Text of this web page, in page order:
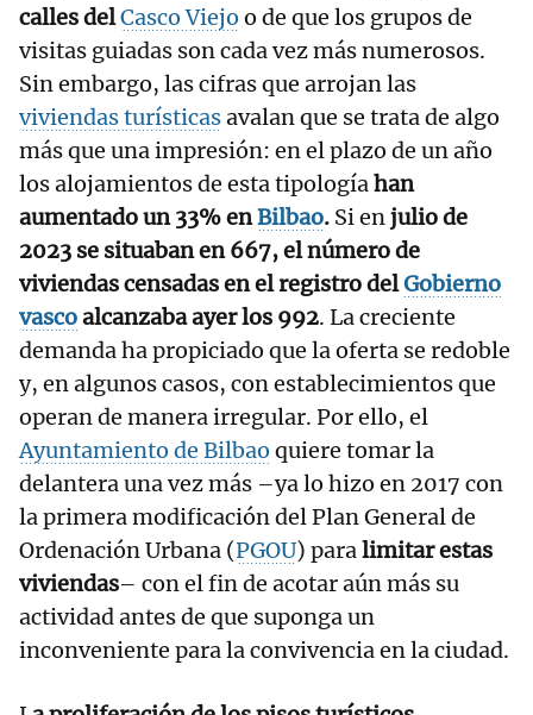
calles delCasco Viejo o de que los grupos de
visitas guiadas son cada vez más numerosos.
Sin embargo, las cifras que arrojan las
viviendas turísticasavalan que se trata de algo
más que una impresión: en el plazo de un año
los alojamientos de esta tipologíahan
aumentado un 33% enBilbao. Si enjulio de
2023 se situaban en 667, el número de
viviendas censadas en el registro delGobierno
vascoalcanzaba ayer los 992. La creciente
demanda ha propiciado que la oferta se redoble
y, en algunos casos, con establecimientos que
operan de manera irregular. Por ello, el
Ayuntamiento de Bilbao quiere tomar la
delantera una vez más –ya lo hizo en 2017 con
la primera modificación del Plan General de
Ordenación Urbana (PGOU) paralimitar estas
viviendas– con el fin de acotar aún más su
actividad antes de que suponga un
inconveniente para la convivencia en la ciudad.